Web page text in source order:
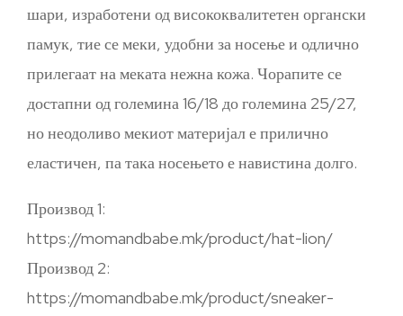
шари, изработени од висококвалитетен органски
памук, тие се меки, удобни за носење и одлично
прилегаат на меката нежна кожа. Чорапите се
достапни од големина 16/18 до големина 25/27,
но неодоливо мекиот материјал е прилично
еластичен, па така носењето е навистина долго.
Производ 1:
https://momandbabe.mk/product/hat-lion/
Производ 2:
https://momandbabe.mk/product/sneaker-